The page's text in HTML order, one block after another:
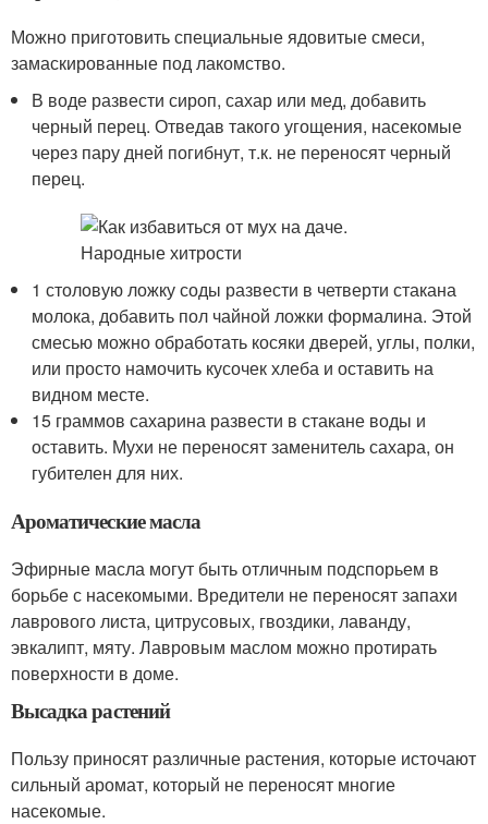
Можно приготовить специальные ядовитые смеси,
замаскированные под лакомство.
В воде развести сироп, сахар или мед, добавить
черный перец. Отведав такого угощения, насекомые
через пару дней погибнут, т.к. не переносят черный
перец.
1 столовую ложку соды развести в четверти стакана
молока, добавить пол чайной ложки формалина. Этой
смесью можно обработать косяки дверей, углы, полки,
или просто намочить кусочек хлеба и оставить на
видном месте.
15 граммов сахарина развести в стакане воды и
оставить. Мухи не переносят заменитель сахара, он
губителен для них.
Ароматические масла
Эфирные масла могут быть отличным подспорьем в
борьбе с насекомыми. Вредители не переносят запахи
лаврового листа, цитрусовых, гвоздики, лаванду,
эвкалипт, мяту. Лавровым маслом можно протирать
поверхности в доме.
Высадка растений
Пользу приносят различные растения, которые источают
сильный аромат, который не переносят многие
насекомые.